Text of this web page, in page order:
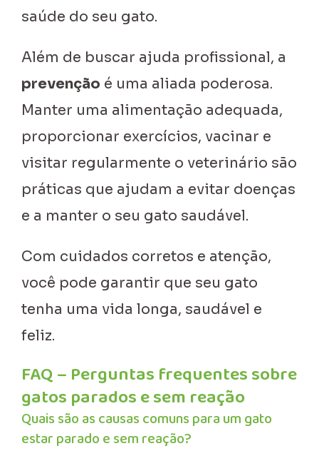
saúde do seu gato.
Além de buscar ajuda profissional, a
prevenção é uma aliada poderosa.
Manter uma alimentação adequada,
proporcionar exercícios, vacinar e
visitar regularmente o veterinário são
práticas que ajudam a evitar doenças
e a manter o seu gato saudável.
Com cuidados corretos e atenção,
você pode garantir que seu gato
tenha uma vida longa, saudável e
feliz.
FAQ – Perguntas frequentes sobre
gatos parados e sem reação
Quais são as causas comuns para um gato
estar parado e sem reação?